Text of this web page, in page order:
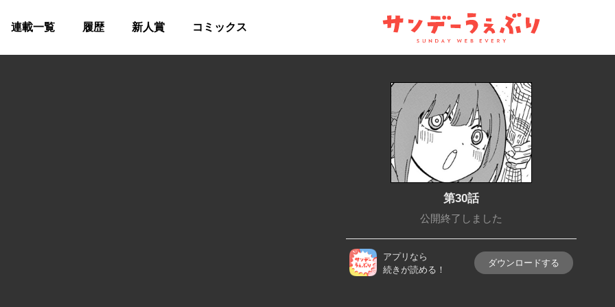
サンデーうぇぶり
連載一覧 履歴 新人賞 コミックス
第30話
公開終了しました
アプリなら
続きが読める！
ダウンロードする